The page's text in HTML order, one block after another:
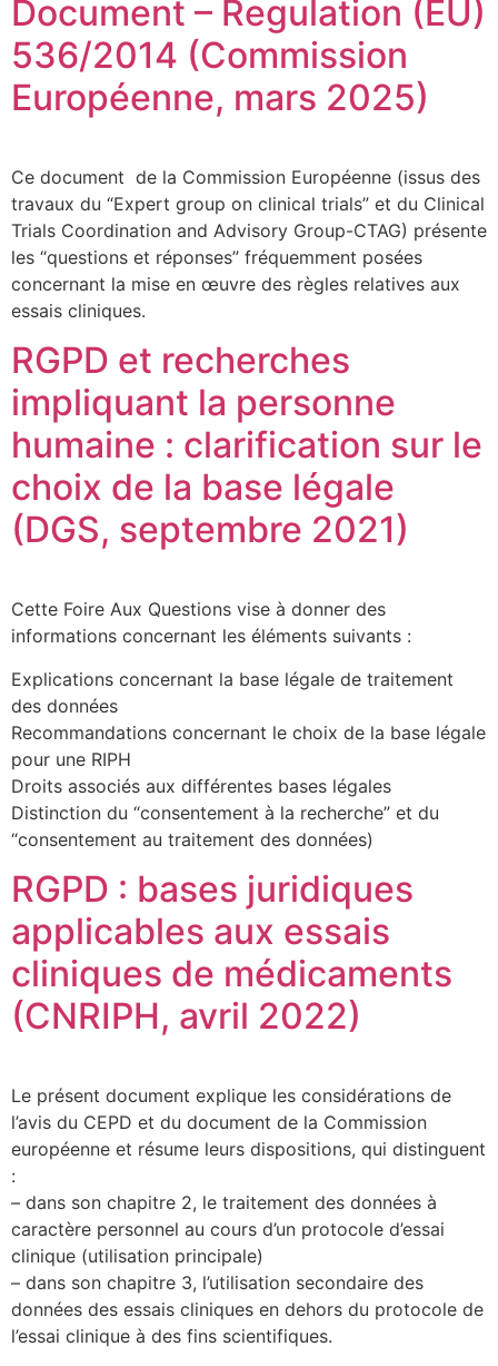
Document – Regulation (EU)
536/2014 (Commission
Européenne, mars 2025)
Ce document de la Commission Européenne (issus des
travaux du “Expert group on clinical trials” et du Clinical
Trials Coordination and Advisory Group-CTAG) présente
les “questions et réponses” fréquemment posées
concernant la mise en œuvre des règles relatives aux
essais cliniques.
RGPD et recherches
impliquant la personne
humaine : clarification sur le
choix de la base légale
(DGS, septembre 2021)
Cette Foire Aux Questions vise à donner des
informations concernant les éléments suivants :
Explications concernant la base légale de traitement
des données
Recommandations concernant le choix de la base légale
pour une RIPH
Droits associés aux différentes bases légales
Distinction du “consentement à la recherche” et du
“consentement au traitement des données)
RGPD : bases juridiques
applicables aux essais
cliniques de médicaments
(CNRIPH, avril 2022)
Le présent document explique les considérations de
l’avis du CEPD et du document de la Commission
européenne et résume leurs dispositions, qui distinguent
:
– dans son chapitre 2, le traitement des données à
caractère personnel au cours d’un protocole d’essai
clinique (utilisation principale)
– dans son chapitre 3, l’utilisation secondaire des
données des essais cliniques en dehors du protocole de
l’essai clinique à des fins scientifiques.